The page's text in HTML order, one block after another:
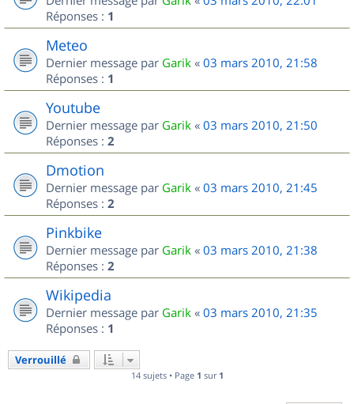
Réponses : 1
Meteo
Dernier message par Garik « 03 mars 2010, 21:58
Réponses : 1
Youtube
Dernier message par Garik « 03 mars 2010, 21:50
Réponses : 2
Dmotion
Dernier message par Garik « 03 mars 2010, 21:45
Réponses : 2
Pinkbike
Dernier message par Garik « 03 mars 2010, 21:38
Réponses : 2
Wikipedia
Dernier message par Garik « 03 mars 2010, 21:35
Réponses : 1
Verrouillé
14 sujets • Page 1 sur 1